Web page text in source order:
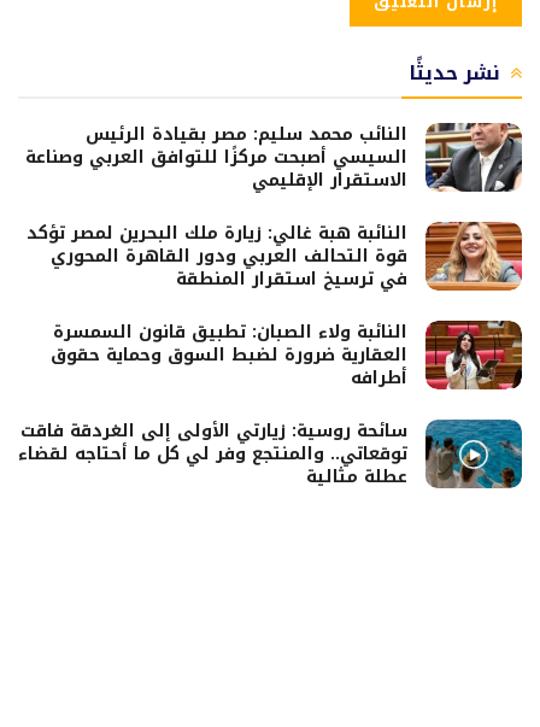
نشر حديثًا
النائب محمد سليم: مصر بقيادة الرئيس
السيسي أصبحت مركزًا للتوافق العربي وصناعة
الاستقرار الإقليمي
النائبة هبة غالي: زيارة ملك البحرين لمصر تؤكد
قوة التحالف العربي ودور القاهرة المحوري
في ترسيخ استقرار المنطقة
النائبة ولاء الصبان: تطبيق قانون السمسرة
العقارية ضرورة لضبط السوق وحماية حقوق
أطرافه
سائحة روسية: زيارتي الأولى إلى الغردقة فاقت
توقعاتي.. والمنتجع وفر لي كل ما أحتاجه لقضاء
عطلة مثالية